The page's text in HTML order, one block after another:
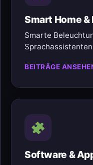
Smart Home &
Smarte
BEITRÄGE
Software &